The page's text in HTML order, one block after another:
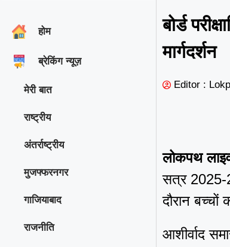
होम
ब्रेकिंग न्यूज़
मेरी बात
राष्ट्रीय
अंतर्राष्ट्रीय
मुजफ्फरनगर
गाजियाबाद
राजनीति
बोर्ड
मार्गदर्शन
Editor :
लोकपथ
सत्र 2025-
दौरान बच्चों
आशीर्वाद